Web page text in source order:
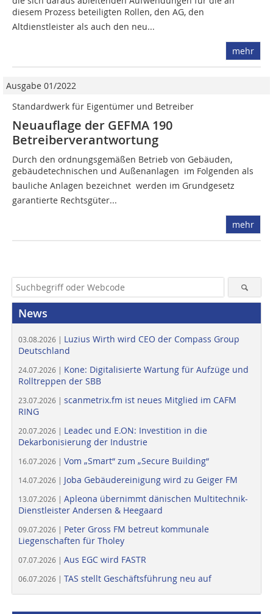
diesem Prozess beteiligten Rollen, den AG, den
Altdienstleister als auch den neu...
mehr
Ausgabe 01/2022
Standardwerk für Eigentümer und Betreiber
Neuauflage der GEFMA 190
Betreiberverantwortung
Durch den ordnungsgemäßen Betrieb von Gebäuden,
gebäudetechnischen und Außenanlagen  im Folgenden als
bauliche Anlagen bezeichnet  werden im Grundgesetz
garantierte Rechtsgüter...
mehr
News
03.08.2026 | Luzius Wirth wird CEO der Compass Group
Deutschland
24.07.2026 | Kone: Digitalisierte Wartung für Aufzüge und
Rolltreppen der SBB
23.07.2026 | scanmetrix.fm ist neues Mitglied im CAFM
RING
20.07.2026 | Leadec und E.ON: Investition in die
Dekarbonisierung der Industrie
16.07.2026 | Vom „Smart“ zum „Secure Building“
14.07.2026 | Joba Gebäudereinigung wird zu Geiger FM
13.07.2026 | Apleona übernimmt dänischen Multitechnik-
Dienstleister Andersen & Heegaard
09.07.2026 | Peter Gross FM betreut kommunale
Liegenschaften für Tholey
07.07.2026 | Aus EGC wird FASTR
06.07.2026 | TAS stellt Geschäftsführung neu auf